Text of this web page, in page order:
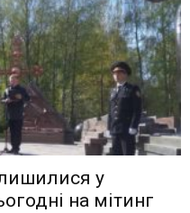
лишилися у
на мітинг